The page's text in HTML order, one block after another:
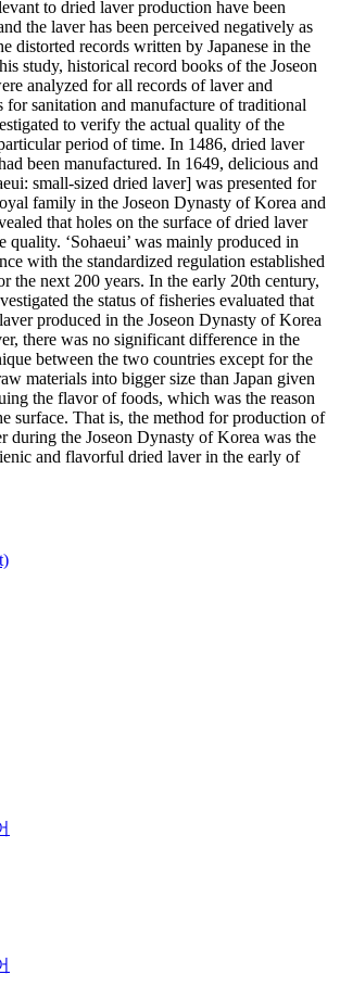
to dried laver production have been
the laver has been perceived negatively as
distorted records written by Japanese in the
study, historical record books of the Joseon
analyzed for all records of laver and
for sanitation and manufacture of traditional
to verify the actual quality of the
period of time. In 1486, dried laver
been manufactured. In 1649, delicious and
small-sized dried laver] was presented for
family in the Joseon Dynasty of Korea and
that holes on the surface of dried laver
quality. ‘Sohaeui’ was mainly produced in
with the standardized regulation established
the next 200 years. In the early 20th century,
the status of fisheries evaluated that
produced in the Joseon Dynasty of Korea
there was no significant difference in the
between the two countries except for the
materials into bigger size than Japan given
the flavor of foods, which was the reason
surface. That is, the method for production of
during the Joseon Dynasty of Korea was the
and flavorful dried laver in the early of